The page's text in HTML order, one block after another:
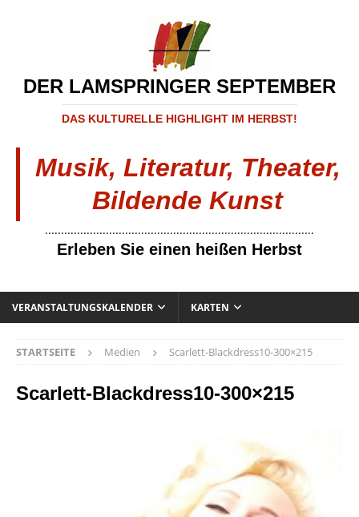
DER LAMSPRINGER SEPTEMBER
DAS KULTURELLE HIGHLIGHT IM HERBST!
Musik, Literatur, Theater,
Bildende Kunst
....................................................................................
Erleben Sie einen heißen Herbst
VERANSTALTUNGSKALENDER KARTEN
STARTSEITE Medien Scarlett-Blackdress10-300×215
Scarlett-Blackdress10-300×215